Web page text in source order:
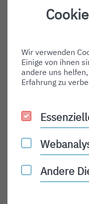
Destination Gate:
Shortname:
Type:
departure
PLN
Status
Checkin:
Codeshare:
Wir verwenden
Einige von ihnen
andere uns
Erfahrung zu
Essenzielle
Webanalyse &
Andere Dienste
Andere